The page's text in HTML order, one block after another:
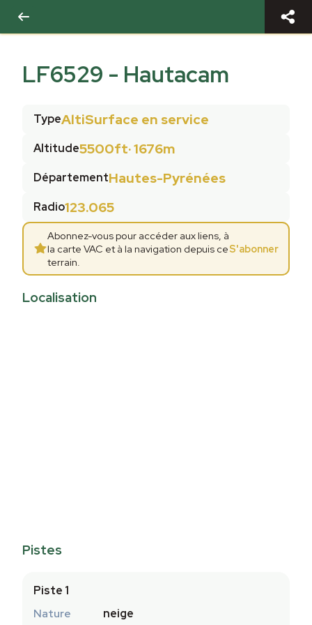
LF6529 - Hautacam
TypeAltiSurface en service
Altitude5500ft·1676m
DépartementHautes-Pyrénées
Radio123.065
Abonnez-vous pour accéder aux liens, à
la carte VAC et à la navigation depuis ce
terrain.
S'abonner
Localisation
Pistes
Piste 1
Nature
neige